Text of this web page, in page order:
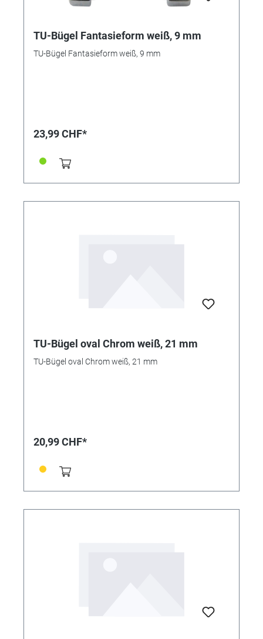
TU-Bügel Fantasieform weiß, 9 mm
TU-Bügel Fantasieform weiß, 9 mm
23,99 CHF*
TU-Bügel oval Chrom weiß, 21 mm
TU-Bügel oval Chrom weiß, 21 mm
20,99 CHF*